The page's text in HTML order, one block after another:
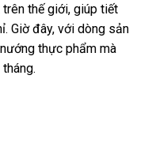
thế giới, giúp tiết
Giờ đây, với dòng sản
thực phẩm mà